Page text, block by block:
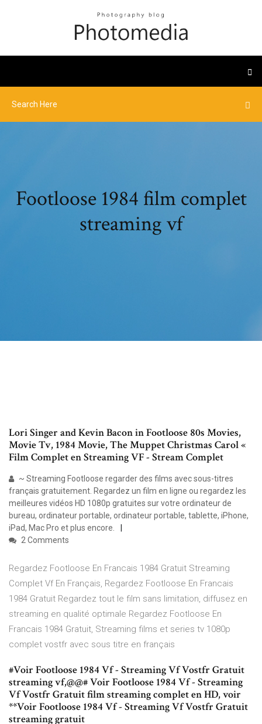
Footloose 1984 film complet
streaming vf
Lori Singer and Kevin Bacon in Footloose 80s Movies,
Movie Tv, 1984 Movie, The Muppet Christmas Carol «
Film Complet en Streaming VF - Stream Complet
~ Streaming Footloose regarder des films avec sous-titres
français gratuitement. Regardez un film en ligne ou regardez les
meilleures vidéos HD 1080p gratuites sur votre ordinateur de
bureau, ordinateur portable, ordinateur portable, tablette, iPhone,
iPad, Mac Pro et plus encore.
2 Comments
Regardez Footloose En Francais 1984 Gratuit Streaming
Complet Vf En Français, Regardez Footloose En Francais
1984 Gratuit Regardez tout le film sans limitation, diffusez en
streaming en qualité optimale Regardez Footloose En
Francais 1984 Gratuit, Streaming films et series tv 1080p
complet vostfr avec sous titre en français
#Voir Footloose 1984 Vf - Streaming Vf Vostfr Gratuit
streaming vf,@@# Voir Footloose 1984 Vf - Streaming
Vf Vostfr Gratuit film streaming complet en HD, voir
**Voir Footloose 1984 Vf - Streaming Vf Vostfr Gratuit
streaming gratuit